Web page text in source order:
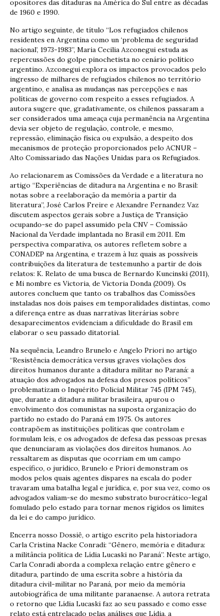
opositores das ditaduras na América do Sul entre as décadas
de 1960 e 1990.
No artigo seguinte, de título “Los refugiados chilenos
residentes en Argentina como un ‘problema de seguridad
nacional’, 1973-1983”, Maria Cecilia Azconegui estuda as
repercussões do golpe pinochetista no cenário político
argentino. Azconegui explora os impactos provocados pelo
ingresso de milhares de refugiados chilenos no território
argentino, e analisa as mudanças nas percepções e nas
políticas de governo com respeito a esses refugiados. A
autora sugere que, gradativamente, os chilenos passaram a
ser considerados uma ameaça cuja permanência na Argentina
devia ser objeto de regulação, controle, e mesmo,
repressão, eliminação física ou expulsão, a despeito dos
mecanismos de proteção proporcionados pelo ACNUR –
Alto Comissariado das Nações Unidas para os Refugiados.
Ao relacionarem as Comissões da Verdade e a literatura no
artigo “Experiências de ditadura na Argentina e no Brasil:
notas sobre a reelaboração da memória a partir da
literatura”, José Carlos Freire e Alexandre Fernandez Vaz
discutem aspectos gerais sobre a Justiça de Transição
ocupando-se do papel assumido pela CNV – Comissão
Nacional da Verdade implantada no Brasil em 2011. Em
perspectiva comparativa, os autores refletem sobre a
CONADEP na Argentina, e trazem à luz quais as possíveis
contribuições da literatura de testemunho a partir de dois
relatos: K. Relato de uma busca de Bernardo Kuncinski (2011),
e Mi nombre es Victoria, de Victoria Donda (2009). Os
autores concluem que tanto os trabalhos das Comissões
instaladas nos dois países em temporalidades distintas, como
a diferença entre as duas narrativas literárias sobre
desaparecimentos evidenciam a dificuldade do Brasil em
elaborar o seu passado ditatorial.
Na sequência, Leandro Brunelo e Angelo Priori no artigo
“Resistência democrática versus graves violações dos
direitos humanos durante a ditadura militar no Paraná: a
atuação dos advogados na defesa dos presos políticos”
problematizam o Inquérito Policial Militar 745 (IPM 745),
que, durante a ditadura militar brasileira, apurou o
envolvimento dos comunistas na suposta organização do
partido no estado do Paraná em 1975. Os autores
contrapõem as instituições políticas que controlam e
formulam leis, e os advogados de defesa das pessoas presas
que denunciaram as violações dos direitos humanos. Ao
ressaltarem as disputas que ocorriam em um campo
específico, o jurídico, Brunelo e Priori demonstram os
modos pelos quais agentes díspares na escala do poder
travaram uma batalha legal e jurídica, e, por sua vez, como os
advogados valiam-se do mesmo substrato burocrático-legal
fomulado pelo estado para tornar menos rígidos os limites
da lei e do campo jurídico.
Encerra nosso Dossiê, o artigo escrito pela historiadora
Carla Cristina Nacke Conradi: “Gênero, memória e ditadura:
a militância política de Lídia Lucaski no Paraná”. Neste artigo,
Carla Conradi aborda a complexa relação entre gênero e
ditadura, partindo de uma escrita sobre a história da
ditadura civil-militar no Paraná, por meio da memória
autobiográfica de uma militante paranaense. A autora retrata
o retorno que Lídia Lucaski faz ao seu passado e como esse
relato está entrelaçado pelas análises que Lídia, a